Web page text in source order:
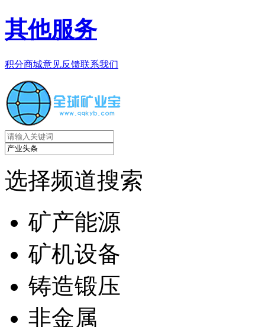
其他服务
积分商城意见反馈联系我们
选择频道搜索
矿产能源
矿机设备
铸造锻压
非金属